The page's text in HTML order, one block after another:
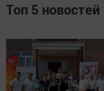
Топ 5 новостей